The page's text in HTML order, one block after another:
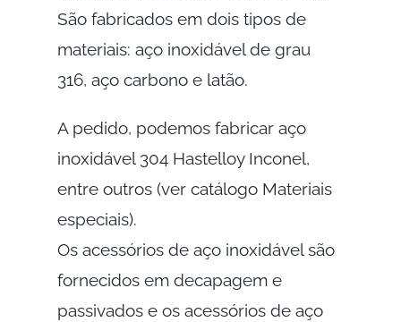
São fabricados em dois tipos de
materiais: aço inoxidável de grau
316, aço carbono e latão.
A pedido, podemos fabricar aço
inoxidável 304 Hastelloy Inconel,
entre outros (ver catálogo Materiais
especiais).
Os acessórios de aço inoxidável são
fornecidos em decapagem e
passivados e os acessórios de aço